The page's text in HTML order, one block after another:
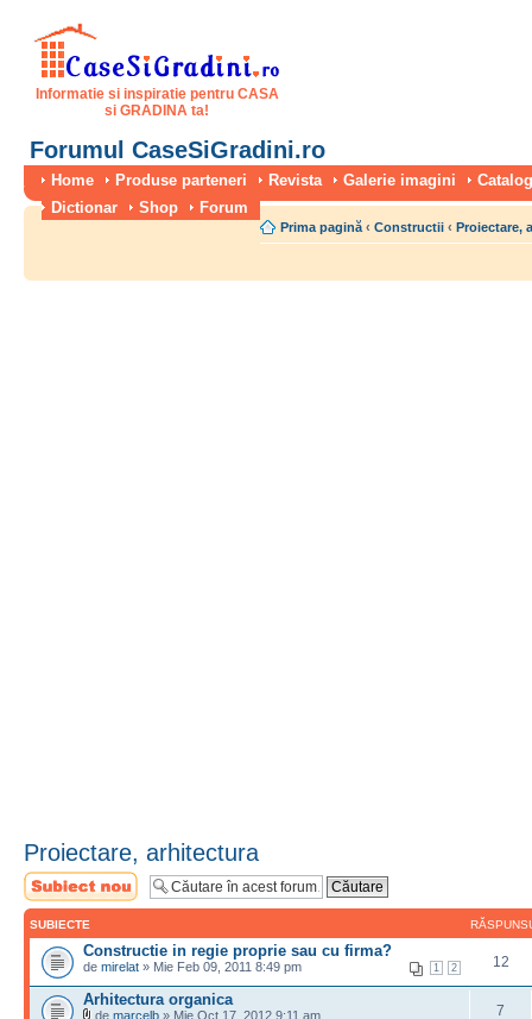
Informatie si inspiratie pentru CASA
si GRADINA ta!
Forumul CaseSiGradini.ro
Home Produse parteneri Revista Galerie imagini
Dictionar
Shop Forum
Prima pagină ‹ Constructii ‹ Proiectare,
Proiectare, arhitectura
Scrie un subiect
nou
SUBIECTE
Constructie in regie proprie sau cu firma?
1 2
de mirelat » Mie Feb 09, 2011 8:49 pm 12
Arhitectura organica
de marcelb » Mie Oct 17, 2012 9:11 am 7